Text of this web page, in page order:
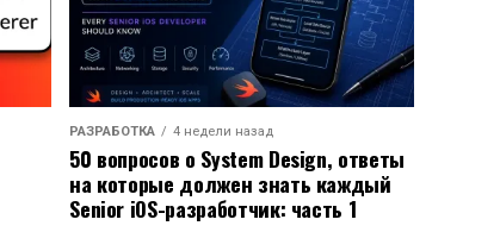
РАЗРАБОТКА 4 недели назад
50 вопросов о System Design, ответы
на которые должен знать каждый
Senior iOS-разработчик: часть 1